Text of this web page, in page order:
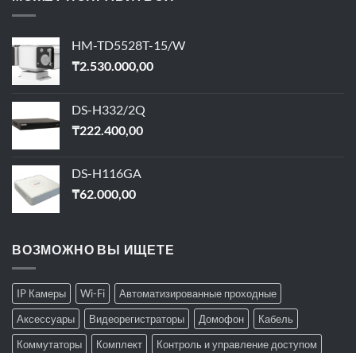
HM-TD5528T-15/W
₸2.530.000,00
DS-H332/2Q
₸222.400,00
DS-H116GA
₸62.000,00
ВОЗМОЖНО ВЫ ИЩЕТЕ
IP Камеры Wi-Fi
Автоматизированные проходные
Аксессуары
Видеорегистраторы Домофон
Кабель
Коммутаторы
Комплект
Контроль и управление доступом